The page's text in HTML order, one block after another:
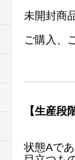
未開封商
ご購入、
【生産段
状態Aで